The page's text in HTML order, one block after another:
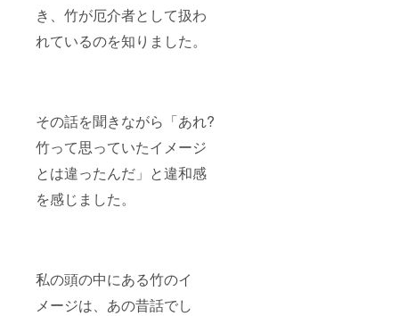
き、竹が厄介者として扱わ
れているのを知りました。
その話を聞きながら「あれ?
竹って思っていたイメージ
とは違ったんだ」と違和感
を感じました。
私の頭の中にある竹のイ
メージは、あの昔話でし